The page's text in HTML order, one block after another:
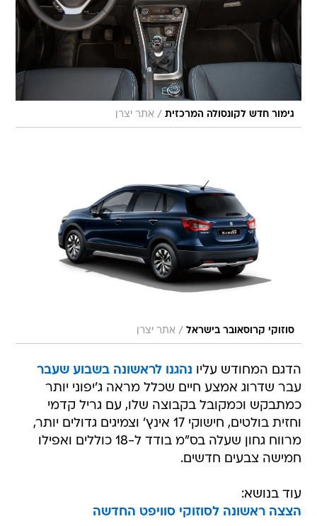
גימור חדש לקונסולה המרכזית / אתר יצרן
סוזוקי קרוסאובר בישראל / אתר יצרן
הדגם המחודש עליו נהגנו לראשונה בשבוע שעבר
עבר שדרוג אמצע חיים שכלל מראה ג'יפוני יותר
כמתבקש וכמקובל בקבוצה שלו, עם גריל קדמי
וחזית בולטים, חישוקי 17 אינץ' וצמיגים גדולים יותר,
מרווח גחון שעלה בס"מ בודד ל-18 כוללים ואפילו
חמישה צבעים חדשים.
עוד בנושא:
הצצה ראשונה לסוזוקי סוויפט החדשה